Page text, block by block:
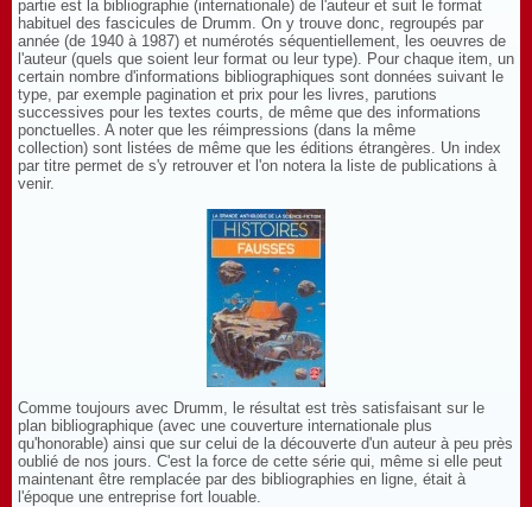
partie est la bibliographie (internationale) de l'auteur et suit le format
habituel des fascicules de Drumm. On y trouve donc, regroupés par
année (de 1940 à 1987) et numérotés séquentiellement, les oeuvres de
l'auteur (quels que soient leur format ou leur type). Pour chaque item, un
certain nombre d'informations bibliographiques sont données suivant le
type, par exemple pagination et prix pour les livres, parutions
successives pour les textes courts, de même que des informations
ponctuelles. A noter que les réimpressions (dans la même
collection) sont listées de même que les éditions étrangères. Un index
par titre permet de s'y retrouver et l'on notera la liste de publications à
venir.
Comme toujours avec Drumm, le résultat est très satisfaisant sur le
plan bibliographique (avec une couverture internationale plus
qu'honorable) ainsi que sur celui de la découverte d'un auteur à peu près
oublié de nos jours. C'est la force de cette série qui, même si elle peut
maintenant être remplacée par des bibliographies en ligne, était à
l'époque une entreprise fort louable.